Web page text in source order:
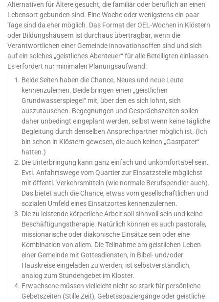
Alternativen für Ältere gesucht, die familiär oder beruflich an einen
Lebensort gebunden sind. Eine Woche oder wenigstens ein paar
Tage sind da eher möglich. Das Format der OEL-Wochen in Klöstern
oder Bildungshäusern ist durchaus übertragbar, wenn die
Verantwortlichen einer Gemeinde innovationsoffen sind und sich
auf ein solches „geistliches Abenteuer“ für alle Beteiligten einlassen.
Es erfordert nur minimalen Planungsaufwand:
Beide Seiten haben die Chance, Neues und neue Leute
kennenzulernen. Beide bringen einen „geistlichen
Grundwasserspiegel“ mit, über den es sich lohnt, sich
auszutauschen. Begegnungen und Gesprächszeiten sollen
daher unbedingt eingeplant werden, selbst wenn keine tägliche
Begleitung durch denselben Ansprechpartner möglich ist. (Ich
bin schon in Klöstern gewesen, die auch keinen „Gastpater“
hatten.)
Die Unterbringung kann ganz einfach und unkomfortabel sein.
Evtl. Anfahrtswege vom Quartier zur Einsatzstelle möglichst
mit öffentl. Verkehrsmitteln (wie normale Berufspendler auch).
Das bietet auch die Chance, etwas vom gesellschaftlichen und
sozialen Umfeld eines Einsatzortes kennenzulernen.
Die zu leistende körperliche Arbeit soll sinnvoll sein und keine
Beschäftigungstherapie. Natürlich können es auch pastorale,
missionarische oder diakonische Einsätze sein oder eine
Kombination von allem. Die Teilnahme am geistlichen Leben
einer Gemeinde mit Gottesdiensten, in Bibel- und/oder
Hauskreise eingeladen zu werden, ist selbstverständlich,
analog zum Stundengebet im Kloster.
Erwachsene müssen vielleicht nicht so stark für persönliche
Gebetszeiten (Stille Zeit), Gebetsspaziergänge oder geistliche